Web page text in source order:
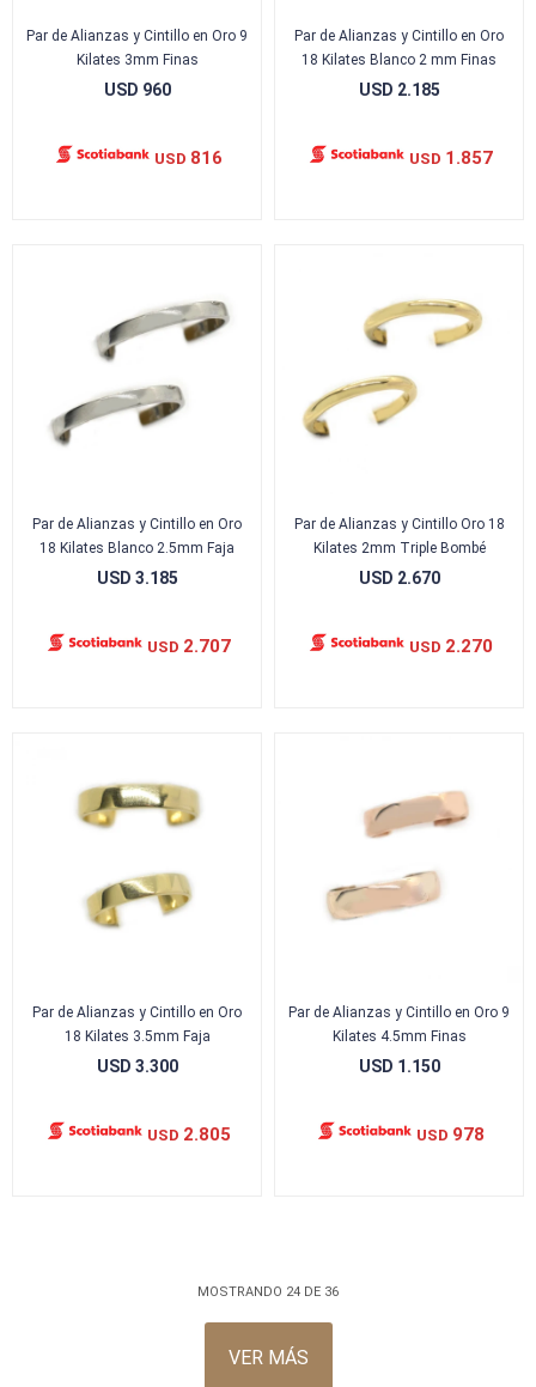
Par de Alianzas y Cintillo en Oro 9
Kilates 3mm Finas
USD 960
USD 816
Par de Alianzas y Cintillo en Oro
18 Kilates Blanco 2 mm Finas
USD 2.185
USD 1.857
Par de Alianzas y Cintillo en Oro
18 Kilates Blanco 2.5mm Faja
USD 3.185
USD 2.707
Par de Alianzas y Cintillo Oro 18
Kilates 2mm Triple Bombé
USD 2.670
USD 2.270
Par de Alianzas y Cintillo en Oro
18 Kilates 3.5mm Faja
USD 3.300
USD 2.805
Par de Alianzas y Cintillo en Oro 9
Kilates 4.5mm Finas
USD 1.150
USD 978
MOSTRANDO 24 DE 36
VER MÁS